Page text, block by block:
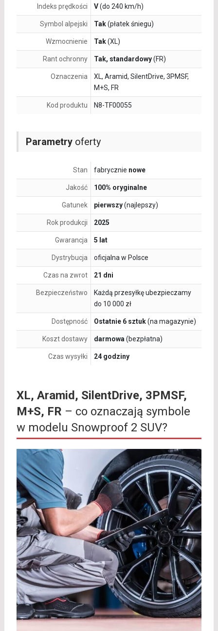
Parametryoferty
Stan fabrycznie nowe
Jakość 100% oryginalne
Gatunek pierwszy(najlepszy)
Rok produkcji 2025
Gwarancja 5 lat
Dystrybucja oficjalna w Polsce
Czas na zwrot 21 dni
Bezpieczeństwo
Każdą przesyłkę ubezpieczamy
do 10 000 zł
Dostępność Ostatnie 6 sztuk(na magazynie)
Koszt dostawy darmowa (bezpłatna)
Czas wysyłki 24 godziny
Indeks prędkości V(do 240 km/h)
Symbol alpejski Tak(płatek śniegu)
Wzmocnienie Tak(XL)
Rant ochronny Tak, standardowy(FR)
Oznaczenia
XL, Aramid, SilentDrive, 3PMSF,
M+S, FR
Kod produktu N8-TF00055
XL, Aramid, SilentDrive, 3PMSF,
M+S, FR – co oznaczają symbole
w modelu Snowproof 2 SUV?